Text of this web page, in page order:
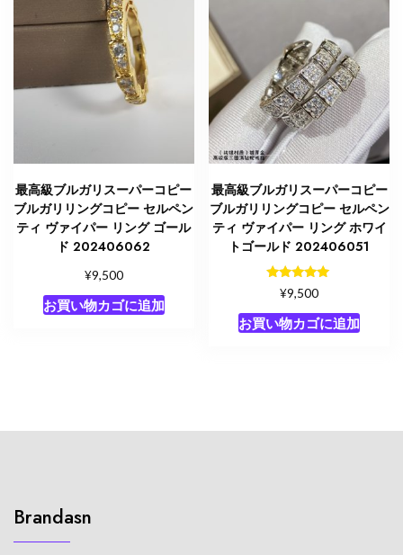
最高級ブルガリスーパーコピー
ブルガリリングコピー セルペン
ティ ヴァイパー リング ゴール
ド 202406062
¥9,500
お買い物カゴに追加
最高級ブルガリスーパーコピー
ブルガリリングコピー セルペン
ティ ヴァイパー リング ホワイ
トゴールド 202406051
5段階中
5.00
の評価
¥9,500
お買い物カゴに追加
Brandasn